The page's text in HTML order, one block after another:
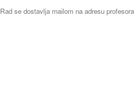
Rad se dostavlja mailom na adresu